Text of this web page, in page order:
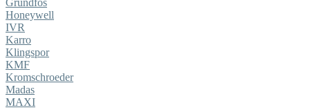
Honeywell
IVR
Karro
Klingspor
KMF
Kromschroeder
Madas
MAXI